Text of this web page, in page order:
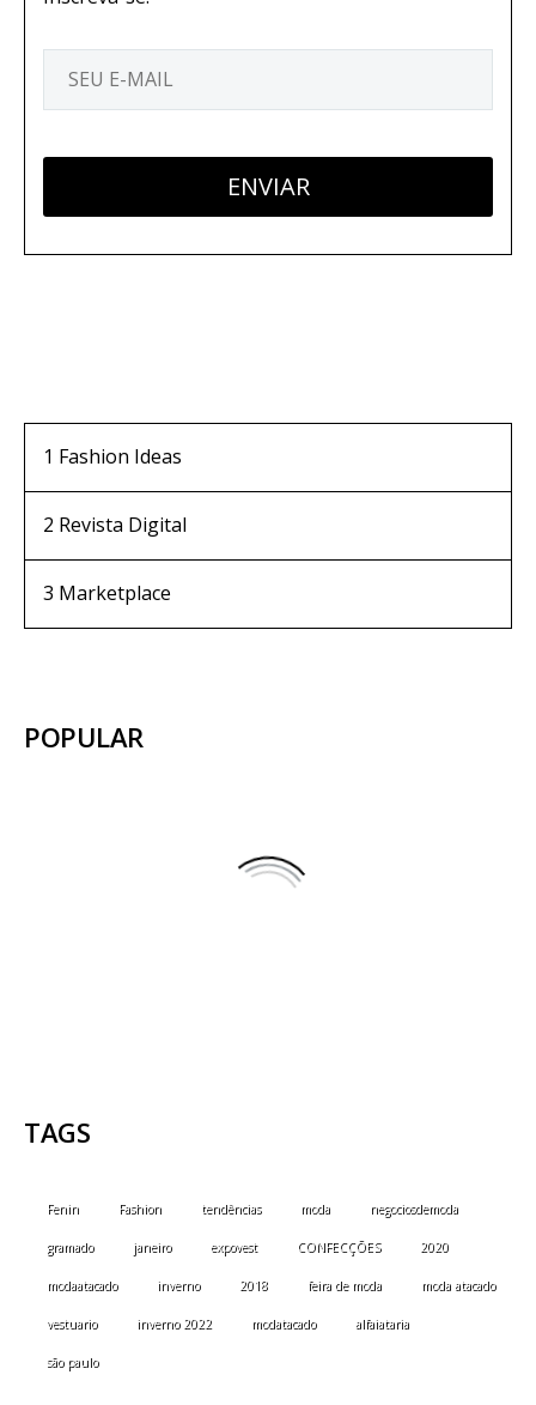
1 Fashion Ideas
2 Revista Digital
3 Marketplace
POPULAR
TAGS
Fenin Fashion tendências moda negociosdemoda
gramado janeiro expovest CONFECÇÕES 2020
modaatacado inverno 2018 feira de moda moda atacado
vestuario inverno 2022 modatacado alfaiataria
são paulo